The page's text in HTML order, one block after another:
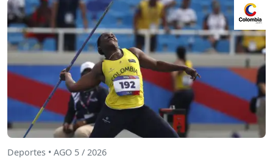
Deportes • AGO 5 / 2026